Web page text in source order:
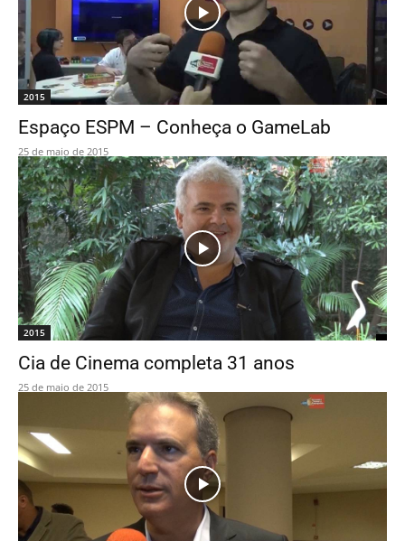
2015
Espaço ESPM – Conheça o GameLab
25 de maio de 2015
2015
Cia de Cinema completa 31 anos
25 de maio de 2015